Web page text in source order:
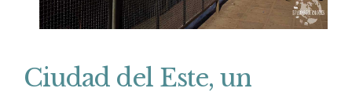
Ciudad del Este, un